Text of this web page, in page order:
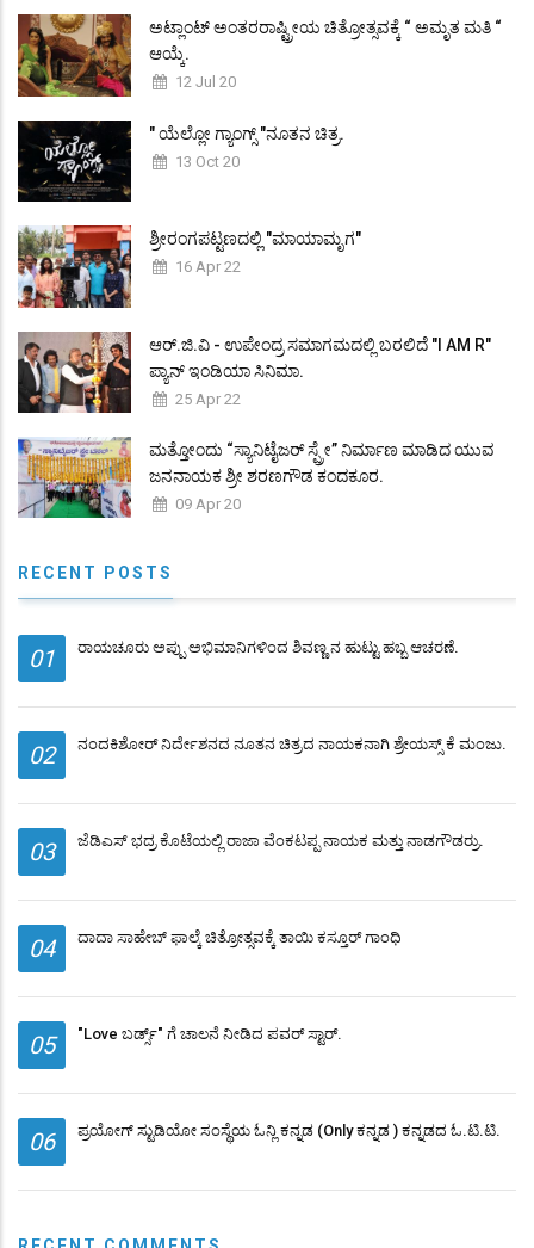
ಅಟ್ಲಾಂಟ್ ಅಂತರರಾಷ್ಟ್ರೀಯ ಚಿತ್ರೋತ್ಸವಕ್ಕೆ “ ಅಮೃತ ಮತಿ “
ಆಯ್ಕೆ.
12 Jul 20
" ಯೆಲ್ಲೋ ಗ್ಯಾಂಗ್ಸ್ "ನೂತನ ಚಿತ್ರ.
13 Oct 20
ಶ್ರೀರಂಗಪಟ್ಟಣದಲ್ಲಿ "ಮಾಯಾಮೃಗ"
16 Apr 22
ಆರ್.ಜಿ.ವಿ - ಉಪೇಂದ್ರ ಸಮಾಗಮದಲ್ಲಿ ಬರಲಿದೆ "I AM R"
ಪ್ಯಾನ್ ಇಂಡಿಯಾ ಸಿನಿಮಾ.
25 Apr 22
ಮತ್ತೋಂದು “ಸ್ಯಾನಿಟೈಜರ್ ಸ್ಪ್ರೇ” ನಿರ್ಮಾಣ ಮಾಡಿದ ಯುವ
ಜನನಾಯಕ ಶ್ರೀ ಶರಣಗೌಡ ಕಂದಕೂರ.
09 Apr 20
RECENT POSTS
01 ರಾಯಚೂರು ಅಪ್ಪು ಅಭಿಮಾನಿಗಳಿಂದ ಶಿವಣ್ಣ ನ ಹುಟ್ಟು ಹಬ್ಬ ಆಚರಣೆ.
02 ನಂದಕಿಶೋರ್ ನಿರ್ದೇಶನದ ನೂತನ ಚಿತ್ರದ ನಾಯಕನಾಗಿ ಶ್ರೇಯಸ್ಸ್ ಕೆ ಮಂಜು.
03 ಜೆಡಿಎಸ್ ಭದ್ರ ಕೊಟೆಯಲ್ಲಿ ರಾಜಾ ವೆಂಕಟಪ್ಪ ನಾಯಕ ಮತ್ತು ನಾಡಗೌಡರ್ರು.
04 ದಾದಾ ಸಾಹೇಬ್ ಫಾಲ್ಕೆ ಚಿತ್ರೋತ್ಸವಕ್ಕೆ ತಾಯಿ ಕಸ್ತೂರ್ ಗಾಂಧಿ
05 "Love ಬರ್ಡ್ಸ್" ಗೆ ಚಾಲನೆ ನೀಡಿದ ಪವರ್ ಸ್ಟಾರ್.‌
06 ಪ್ರಯೋಗ್ ಸ್ಟುಡಿಯೋ ಸಂಸ್ಥೆಯ ಓನ್ಲಿ ಕನ್ನಡ (Only ಕನ್ನಡ ) ಕನ್ನಡದ ಓ.ಟಿ.ಟಿ.